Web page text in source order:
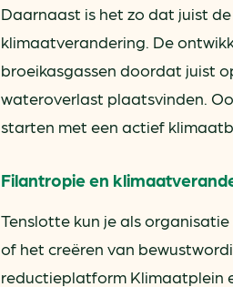
Daarnaast is het zo dat juist
klimaatverandering. De
broeikasgassen doordat juist
wateroverlast plaatsvinden.
starten met een actief
Filantropie en
Tenslotte kun je als
of het creëren van
reductieplatform Klimaatplein